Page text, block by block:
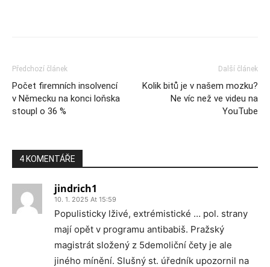
Předchozí článek
Počet firemních insolvencí
v Německu na konci loňska
stoupl o 36 %
Další článek
Kolik bitů je v našem mozku?
Ne víc než ve videu na
YouTube
4 KOMENTÁŘE
jindrich1
10. 1. 2025 At 15:59
Populisticky lživé, extrémistické … pol. strany
mají opět v programu antibabiš. Pražský
magistrát složený z 5demoliční čety je ale
jiného mínění. Slušný st. úředník upozornil na